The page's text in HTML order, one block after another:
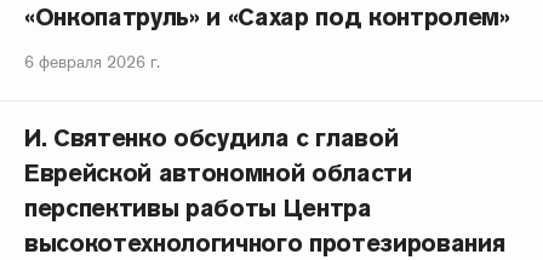
«Онкопатруль» и «Сахар под контролем»
6 февраля 2026 г.
И. Святенко обсудила с главой
Еврейской автономной области
перспективы работы Центра
высокотехнологичного протезирования